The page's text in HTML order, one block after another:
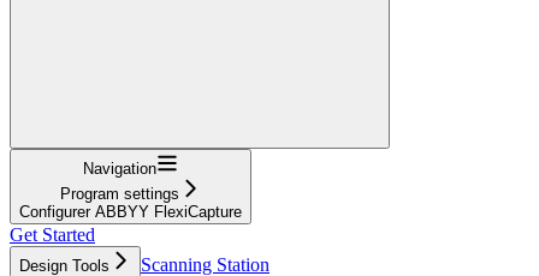
Navigation
Program settings
Configurer ABBYY FlexiCapture
Get Started
Design Tools
Scanning Station